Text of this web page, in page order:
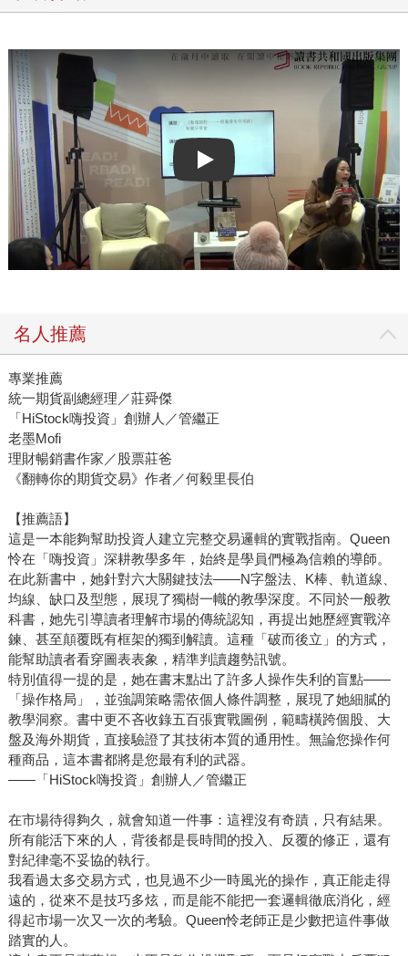
Play video
名人推薦
專業推薦
統一期貨副總經理／莊舜傑
「HiStock嗨投資」創辦人／管繼正
老墨Mofi
理財暢銷書作家／股票莊爸
《翻轉你的期貨交易》作者／何毅里長伯
【推薦語】
這是一本能夠幫助投資人建立完整交易邏輯的實戰指南。Queen
怜在「嗨投資」深耕教學多年，始終是學員們極為信賴的導師。
在此新書中，她針對六大關鍵技法——N字盤法、K棒、軌道線、
均線、缺口及型態，展現了獨樹一幟的教學深度。不同於一般教
科書，她先引導讀者理解市場的傳統認知，再提出她歷經實戰淬
鍊、甚至顛覆既有框架的獨到解讀。這種「破而後立」的方式，
能幫助讀者看穿圖表表象，精準判讀趨勢訊號。
特別值得一提的是，她在書末點出了許多人操作失利的盲點——
「操作格局」，並強調策略需依個人條件調整，展現了她細膩的
教學洞察。書中更不吝收錄五百張實戰圖例，範疇橫跨個股、大
盤及海外期貨，直接驗證了其技術本質的通用性。無論您操作何
種商品，這本書都將是您最有利的武器。
——「HiStock嗨投資」創辦人／管繼正
在市場待得夠久，就會知道一件事：這裡沒有奇蹟，只有結果。
所有能活下來的人，背後都是長時間的投入、反覆的修正，還有
對紀律毫不妥協的執行。
我看過太多交易方式，也見過不少一時風光的操作，真正能走得
遠的，從來不是技巧多炫，而是能不能把一套邏輯徹底消化，經
得起市場一次又一次的考驗。Queen怜老師正是少數把這件事做
踏實的人。